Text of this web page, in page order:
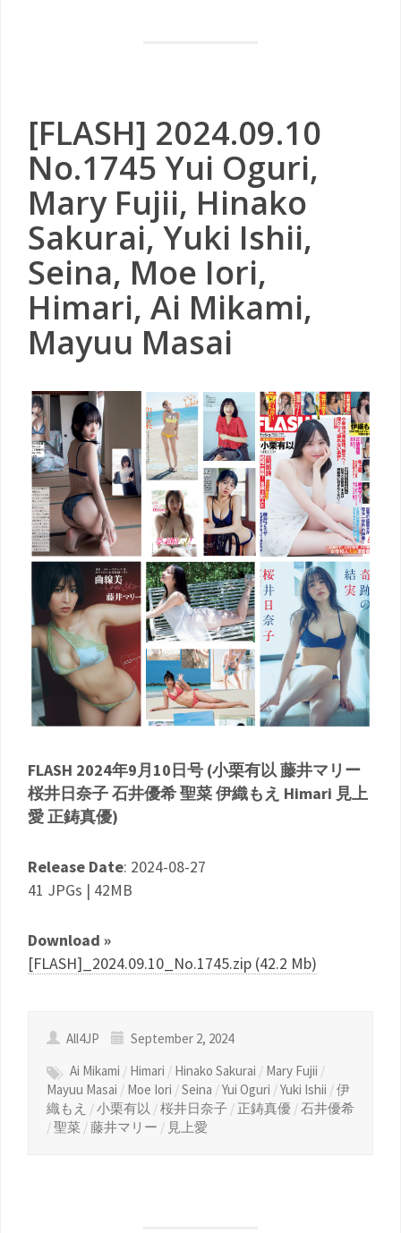
[FLASH] 2024.09.10
No.1745 Yui Oguri,
Mary Fujii, Hinako
Sakurai, Yuki Ishii,
Seina, Moe Iori,
Himari, Ai Mikami,
Mayuu Masai
FLASH 2024年9月10日号 (小栗有以 藤井マリー
桜井日奈子 石井優希 聖菜 伊織もえ Himari 見上
愛 正鋳真優)
Release Date: 2024-08-27
41 JPGs | 42MB
Download »
[FLASH]_2024.09.10_No.1745.zip (42.2 Mb)
All4JP
September 2, 2024
Ai Mikami / Himari / Hinako Sakurai / Mary Fujii /
Mayuu Masai / Moe Iori /Seina /Yui Oguri /Yuki Ishii /伊
織もえ /小栗有以 /桜井日奈子 / 正鋳真優 /石井優希
/聖菜 /藤井マリー / 見上愛